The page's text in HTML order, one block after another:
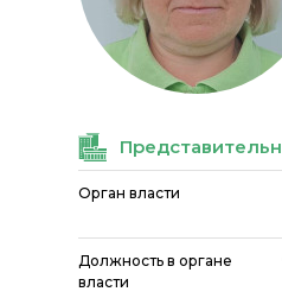
Орган власти
Должность в органе
власти